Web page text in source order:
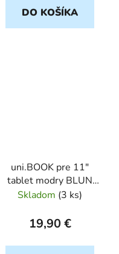
DO KOŠÍKA
uni.BOOK pre 11"
tablet modry BLUN
blister
Skladom (3 ks)
19,90 €